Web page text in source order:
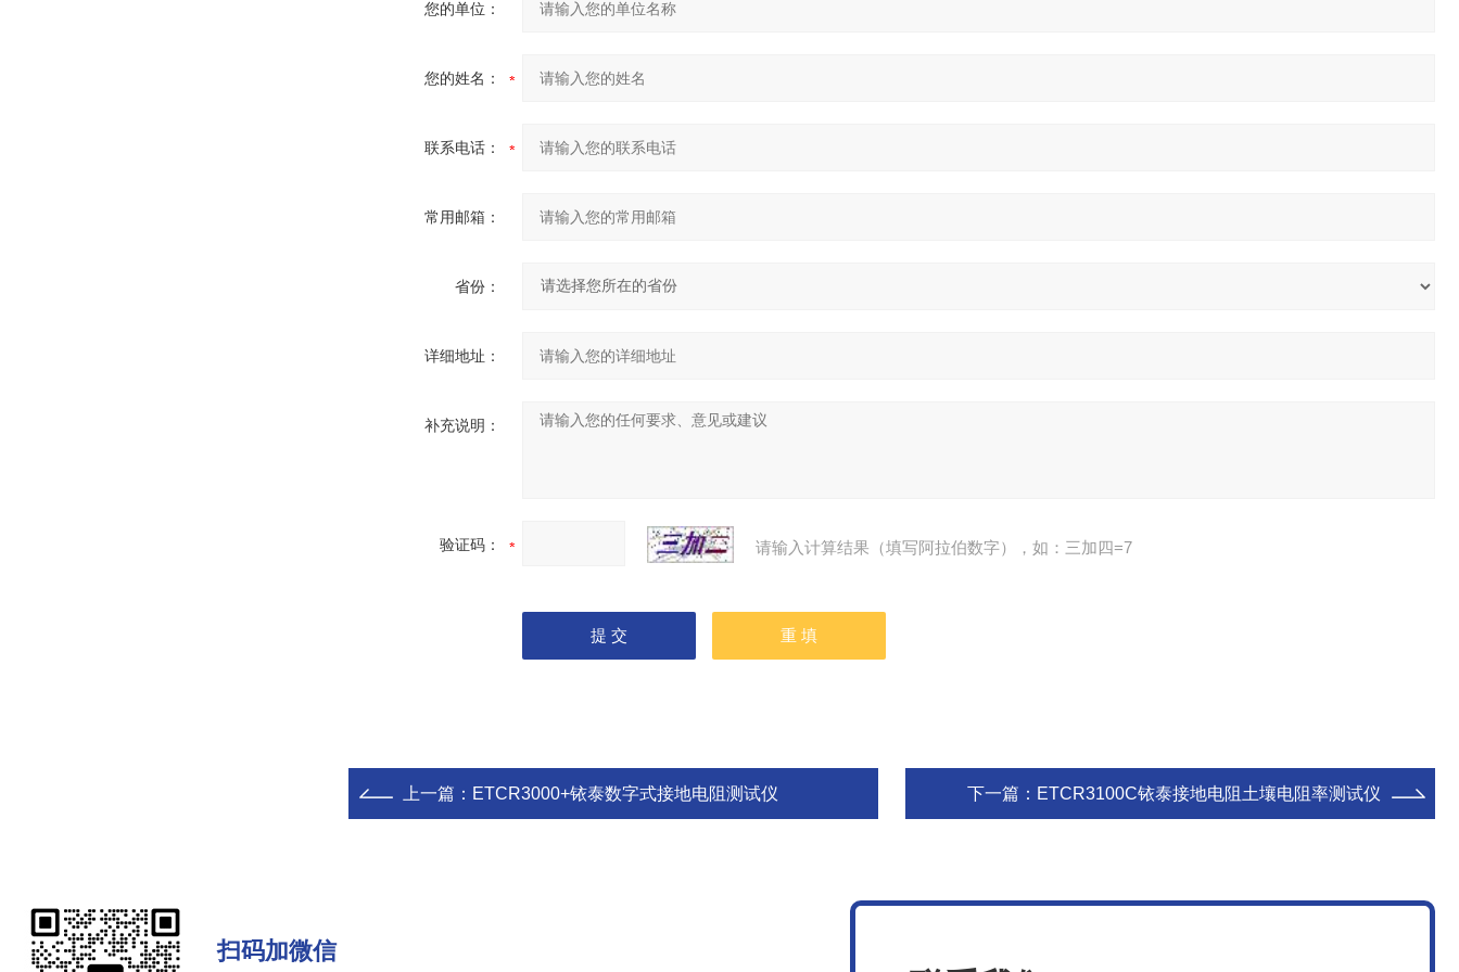
您的单位：
您的姓名：
联系电话：
常用邮箱：
省份：
详细地址：
补充说明：
验证码： 请输入计算结果（填写阿拉伯数字），如：三加四=7
上一篇： ETCR3000+铱泰数字式接地电阻测试仪 下一篇： ETCR3100C铱泰接地电阻土壤电阻率测试仪
扫码加微信